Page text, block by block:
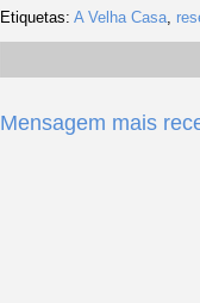
Etiquetas: A Velha Casa,
Mensagem mais